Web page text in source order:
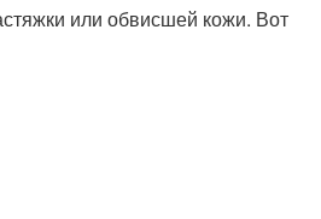
или обвисшей кожи. Вот